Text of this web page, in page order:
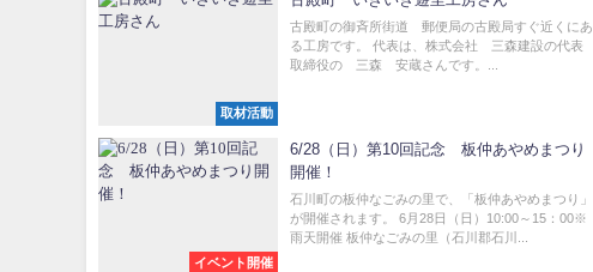
取材活動
古殿町の御斉所街道 郵便局の古殿局すぐ近くにあ
る工房です。 代表は、株式会社 三森建設の代表
取締役の 三森 安蔵さんです。...
イベント開催
6/28（日）第10回記念 板仲あやめまつり
開催！
石川町の板仲なごみの里で、「板仲あやめまつり」
が開催されます。 6月28日（日）10:00～15：00※
雨天開催 板仲なごみの里（石川郡石川...